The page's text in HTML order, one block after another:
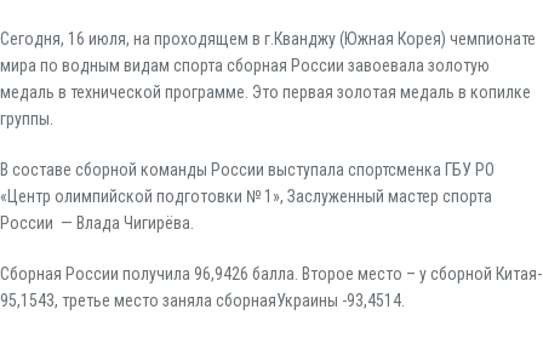
Сегодня, 16 июля, на проходящем в г.Кванджу (Южная Корея) чемпионате
мира по водным видам спорта сборная России завоевала золотую
медаль в технической программе. Это первая золотая медаль в копилке
группы.
В составе сборной команды России выступала спортсменка ГБУ РО
«Центр олимпийской подготовки № 1», Заслуженный мастер спорта
России — Влада Чигирёва.
Сборная России получила 96,9426 балла. Второе место – у сборной Китая-
95,1543, третье место заняла сборнаяУкраины -93,4514.